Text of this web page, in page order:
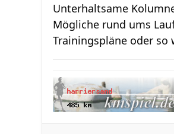
Unterhaltsame
Mögliche rund ums
Trainingspläne oder so